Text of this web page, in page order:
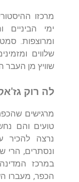
מרכזו
ימי
ומרוצפות.
שלווים
שוויץ מן העבר
לה רוק
מרגישים
טועים והם
נרצה להכיר
ונסתרים, הרי
במרכז
הכפר, מעברו